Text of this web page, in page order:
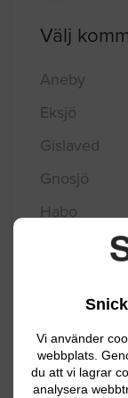
Vi använder
webbplats.
du att vi lagrar
analysera
Välj
Aneby
Eksjö
Gislaved
Gnosjö
Habo
Jönköping
Nässjö
Sävsjö
Tranås